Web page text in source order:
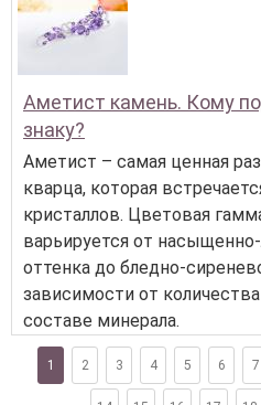
Аметист камень. Кому
знаку?
Аметист – самая ценная
кварца, которая
кристаллов. Цветовая
варьируется от
оттенка до бледно-
зависимости от
составе минерала.
1 2 3 4 5 6 7